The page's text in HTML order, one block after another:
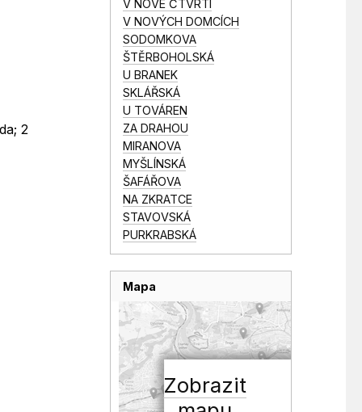
2
V NOVÉ ČTVRTI
V NOVÝCH DOMCÍCH
SODOMKOVA
ŠTĚRBOHOLSKÁ
U BRANEK
SKLÁŘSKÁ
U TOVÁREN
ZA DRAHOU
MIRANOVA
MYŠLÍNSKÁ
ŠAFÁŘOVA
NA ZKRATCE
STAVOVSKÁ
PURKRABSKÁ
Mapa
Zobrazit